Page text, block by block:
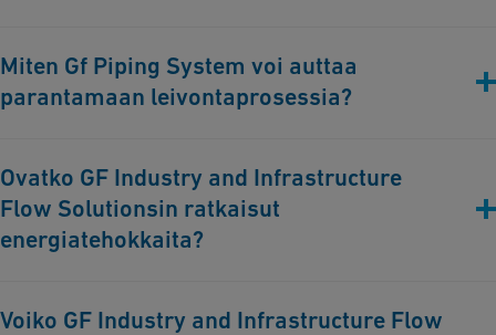
korroosiovapaita, esieristettyjä putkistoratkaisuja, jotka
varmistavat tehokkaan jäähdytyksen ja lämmityksen, estävät
Miten Gf Piping System voi auttaa
parantamaan leivontaprosessia?
valmistuksen ja leivonnan aikana, varmistavat hygienian
tehokkaiden paikallaan pesujärjestelmän avulla ja tarjoavat
luotettavan vedenkäsittelyn, mikä on välttämätöntä tasa- ja
Ovatko GF Industry and Infrastructure
Flow Solutionsin ratkaisut
energiatehokkaita?
FITvähentävät merkittävästi energiankulutusta perinteisiin
Voiko GF Industry and Infrastructure Flow